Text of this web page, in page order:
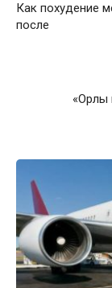
Как похудение
после
«Орлы